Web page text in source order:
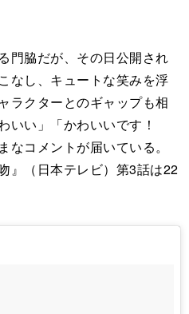
門脇だが、その日公開され
なし、キュートな笑みを浮
ラクターとのギャップも相
いい」「かわいいです！
なコメントが届いている。
』（日本テレビ）第3話は22